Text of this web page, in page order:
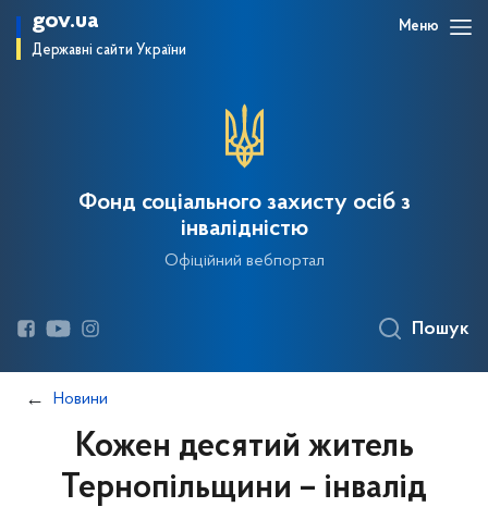
gov.ua
Державні сайти України
Меню
Фонд соціального захисту осіб з
інвалідністю
Офіційний вебпортал
Пошук
Новини
Кожен десятий житель
Тернопільщини – інвалід